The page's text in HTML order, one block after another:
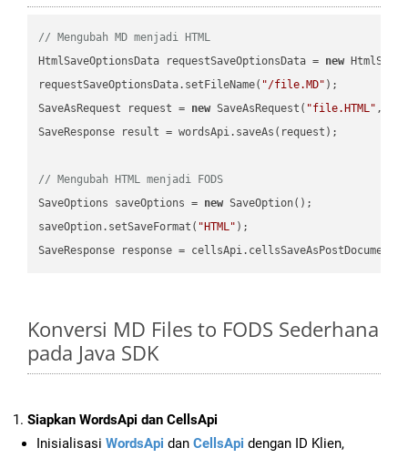
// Mengubah MD menjadi HTML
HtmlSaveOptionsData requestSaveOptionsData = new
requestSaveOptionsData.setFileName( "/file.MD" );
SaveAsRequest request = new SaveAsRequest( "file.HTML"
SaveResponse result = wordsApi.saveAs(request);
// Mengubah HTML menjadi FODS
SaveOptions saveOptions = new SaveOption();
saveOption.setSaveFormat( "HTML" );
SaveResponse response =
Konversi MD Files to FODS Sederhana
pada Java SDK
Siapkan WordsApi dan CellsApi
Inisialisasi WordsApi dan CellsApi dengan ID Klien,